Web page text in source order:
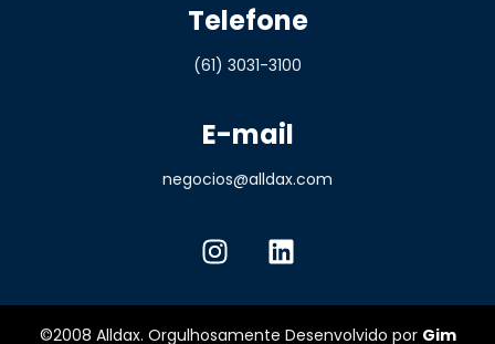
Telefone
(61) 3031-3100
E-mail
negocios@alldax.com
©2008 Alldax. Orgulhosamente Desenvolvido por Gim